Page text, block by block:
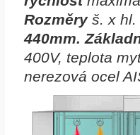
Rozměry š. x hl.
440mm.
400V, teplota
nerezová ocel